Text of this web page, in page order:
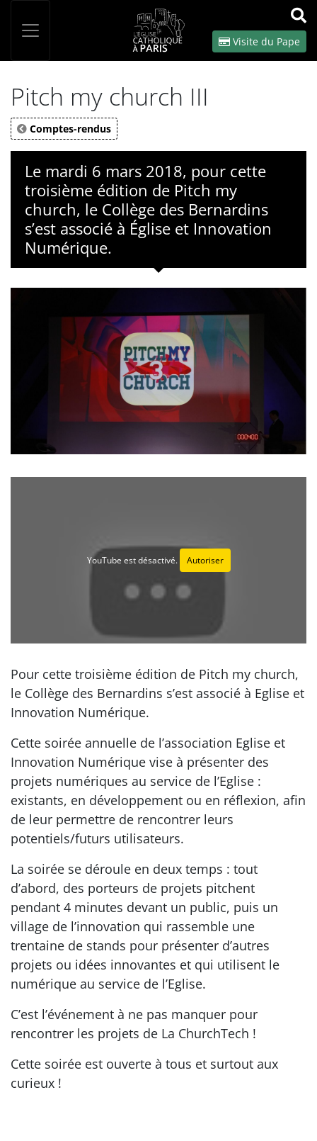
OK
Visite du Pape
Pitch my church III
Comptes-rendus
Le mardi 6 mars 2018, pour cette
troisième édition de Pitch my
church, le Collège des Bernardins
s’est associé à Église et Innovation
Numérique.
YouTube est désactivé. Autoriser
Pour cette troisième édition de Pitch my church,
le Collège des Bernardins s’est associé à Eglise et
Innovation Numérique.
Cette soirée annuelle de l’association Eglise et
Innovation Numérique vise à présenter des
projets numériques au service de l’Eglise :
existants, en développement ou en réflexion, afin
de leur permettre de rencontrer leurs
potentiels/futurs utilisateurs.
La soirée se déroule en deux temps : tout
d’abord, des porteurs de projets pitchent
pendant 4 minutes devant un public, puis un
village de l’innovation qui rassemble une
trentaine de stands pour présenter d’autres
projets ou idées innovantes et qui utilisent le
numérique au service de l’Eglise.
C’est l’événement à ne pas manquer pour
rencontrer les projets de La ChurchTech !
Cette soirée est ouverte à tous et surtout aux
curieux !
Panneau de gestion des cookies